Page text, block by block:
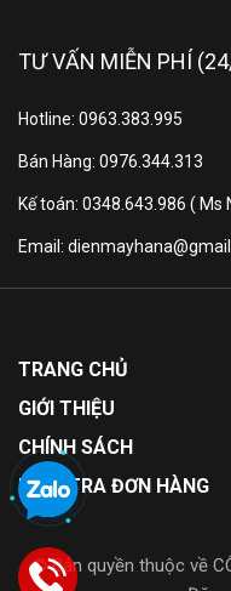
TƯ VẤN MIỄN PHÍ
Hotline: 0963.383.995
Bán Hàng: 0976.344.313
Kế toán: 0348.643.986 ( Ms
Email:
TRANG CHỦ
GIỚI THIỆU
CHÍNH SÁCH
KIỂM TRA ĐƠN HÀNG
© Bản quyền thuộc về